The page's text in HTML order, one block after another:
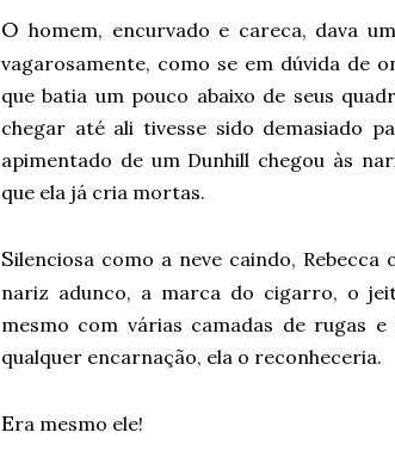
Ohomem, encurvado e careca, dava
vagarosamente, como se em dúvida de
que batia um pouco abaixo de seus
chegar até ali tivesse sido demasiado
apimentado de um Dunhill chegou às
que ela já cria mortas.
Silenciosa como a neve caindo,
nariz adunco, a marca do cigarro, o
mesmo com várias camadas de rugas
qualquer encarnação, ela o reconheceria.
Era mesmo ele!